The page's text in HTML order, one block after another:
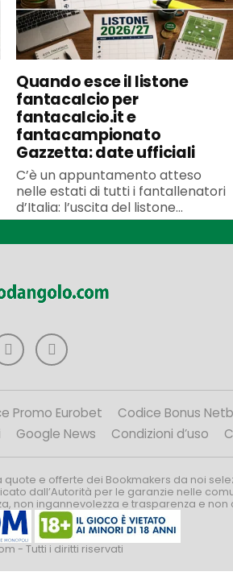
Quando esce il listone
fantacalcio per
fantacalcio.it e
fantacampionato
Gazzetta: date ufficiali
C’è un appuntamento atteso
nelle estati di tutti i fantallenatori
d’Italia: l’uscita del listone...
Promo Eurobet Codice Bonus
Google News Condizioni d’uso
e offerte dei Bookmakers da noi
dall’Autorità per le garanzie nelle
non ingannevolezza e trasparenza e
- Tutti i diritti riservati